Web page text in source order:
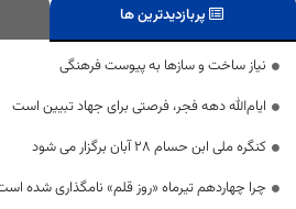
پربازدیدترین ها
نیاز ساخت و سازها به پیوست فرهنگی
ایام‌الله دهه فجر، فرصتی برای جهاد تبیین است
کنگره ملی ابن حسام ۲۸ آبان برگزار می شود
چرا چهاردهم تیرماه «روز قلم» نامگذاری شده